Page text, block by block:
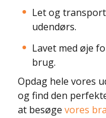
Let og
udendørs.
Lavet med øje
brug.
Opdag hele vores
og find den
at besøge vores